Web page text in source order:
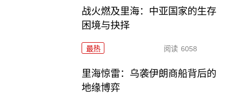
战火燃及里海：中亚国家的生存
困境与抉择
最热 阅读 6058
里海惊雷：乌袭伊朗商船背后的
地缘博弈